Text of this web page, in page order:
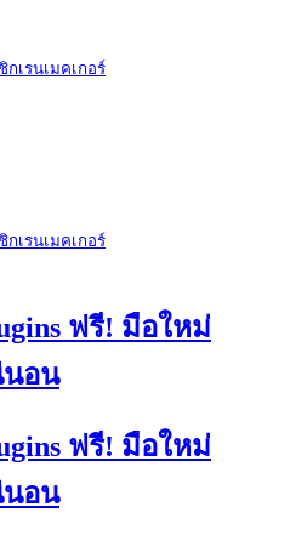
เรนเมคเกอร์
เรนเมคเกอร์
ฟรี! มือใหม่
อน
ฟรี! มือใหม่
อน